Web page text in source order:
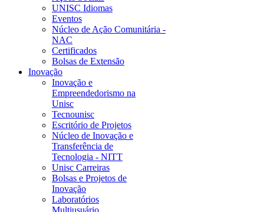
UNISC Idiomas
Eventos
Núcleo de Ação Comunitária -
NAC
Certificados
Bolsas de Extensão
Inovação
Inovação e
Empreendedorismo na
Unisc
Tecnounisc
Escritório de Projetos
Núcleo de Inovação e
Transferência de
Tecnologia - NITT
Unisc Carreiras
Bolsas e Projetos de
Inovação
Laboratórios
Multiusuário